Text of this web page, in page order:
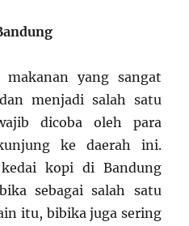
yang sangat
menjadi salah satu
dicoba oleh para
ke daerah ini.
kopi di Bandung
sebagai salah satu
itu, bibika juga sering